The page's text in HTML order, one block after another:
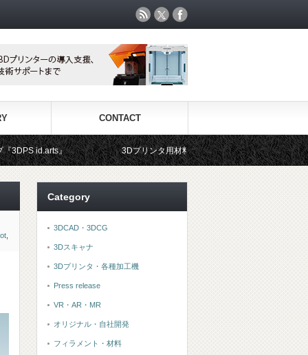
CONTACT
3Dプリンタ用材料専門ショップ『3DFS』では、世界中から選りす
Category
3DCAD・3DCG
3Dスキャナ
3Dプリンタ・各種加工機
Press release
VR・AR・MR
オリジナル・自社開発
フィラメント・材料